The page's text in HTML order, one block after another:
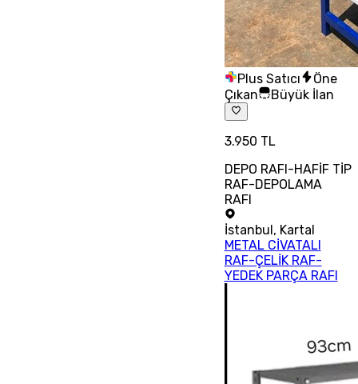
Plus Satıcı
Öne
Çıkan
Büyük İlan
3.950 TL
DEPO RAFI-HAFİF TİP
RAF-DEPOLAMA
RAFI
İstanbul, Kartal
METAL CİVATALI
RAF-ÇELİK RAF-
YEDEK PARÇA RAFI